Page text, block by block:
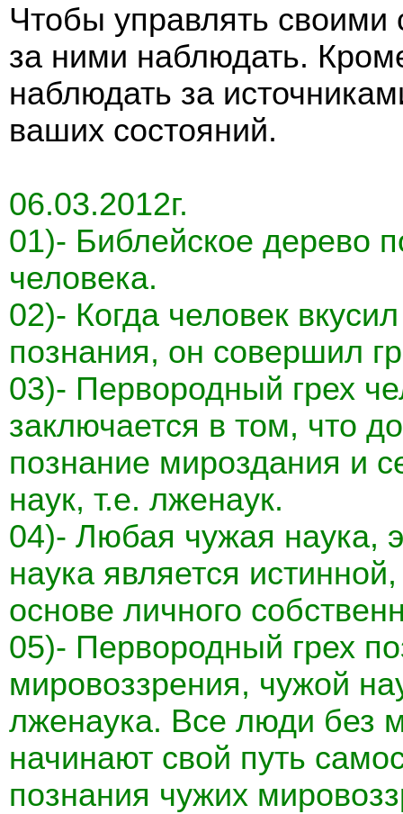
Чтобы управлять своими
за ними наблюдать.
наблюдать за
ваших состояний.
06.03.2012г.
01)- Библейское дерево
человека.
02)- Когда человек
познания, он совершил
03)- Первородный грех
заключается в том, что
познание мироздания и
наук, т.е. лженаук.
04)- Любая чужая наука,
наука является
основе личного
05)- Первородный грех
мировоззрения, чужой
лженаука. Все люди без
начинают свой путь
познания чужих